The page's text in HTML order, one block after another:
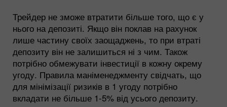
Трейдер не зможе втратити більше того, що є у
нього на депозиті. Якщо він поклав на рахунок
лише частину своїх заощаджень, то при втраті
депозиту він не залишиться ні з чим. Також
потрібно обмежувати інвестиції в кожну окрему
угоду. Правила маніменеджменту свідчать, що
для мінімізації ризиків в 1 угоду потрібно
вкладати не більше 1-5% від усього депозиту.